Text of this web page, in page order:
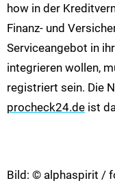
how in der
Finanz- und
Serviceangebot in
integrieren wollen,
registriert sein. Die
procheck24.de ist
Bild: © alphaspirit /